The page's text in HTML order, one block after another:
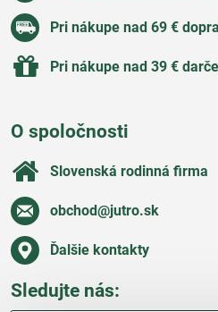
Pri nákupe nad 69 €
Pri nákupe nad 39 €
O spoločnosti
Slovenská rodinná firma
obchod​@jutro​.sk
Ďalšie kontakty
Sledujte nás: